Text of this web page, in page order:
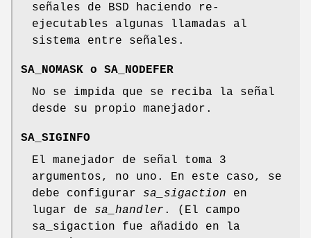
señales de BSD haciendo re-
ejecutables algunas llamadas al
sistema entre señales.
SA_NOMASK o SA_NODEFER
No se impida que se reciba la señal
desde su propio manejador.
SA_SIGINFO
El manejador de señal toma 3
argumentos, no uno. En este caso, se
debe configurar sa_sigaction en
lugar de sa_handler . (El campo
sa_sigaction fue añadido en la